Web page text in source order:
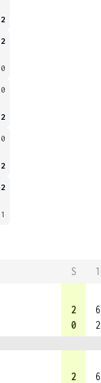
2
2
0
0
2
0
2
2
1
S 1
2
0
6
2
2
6